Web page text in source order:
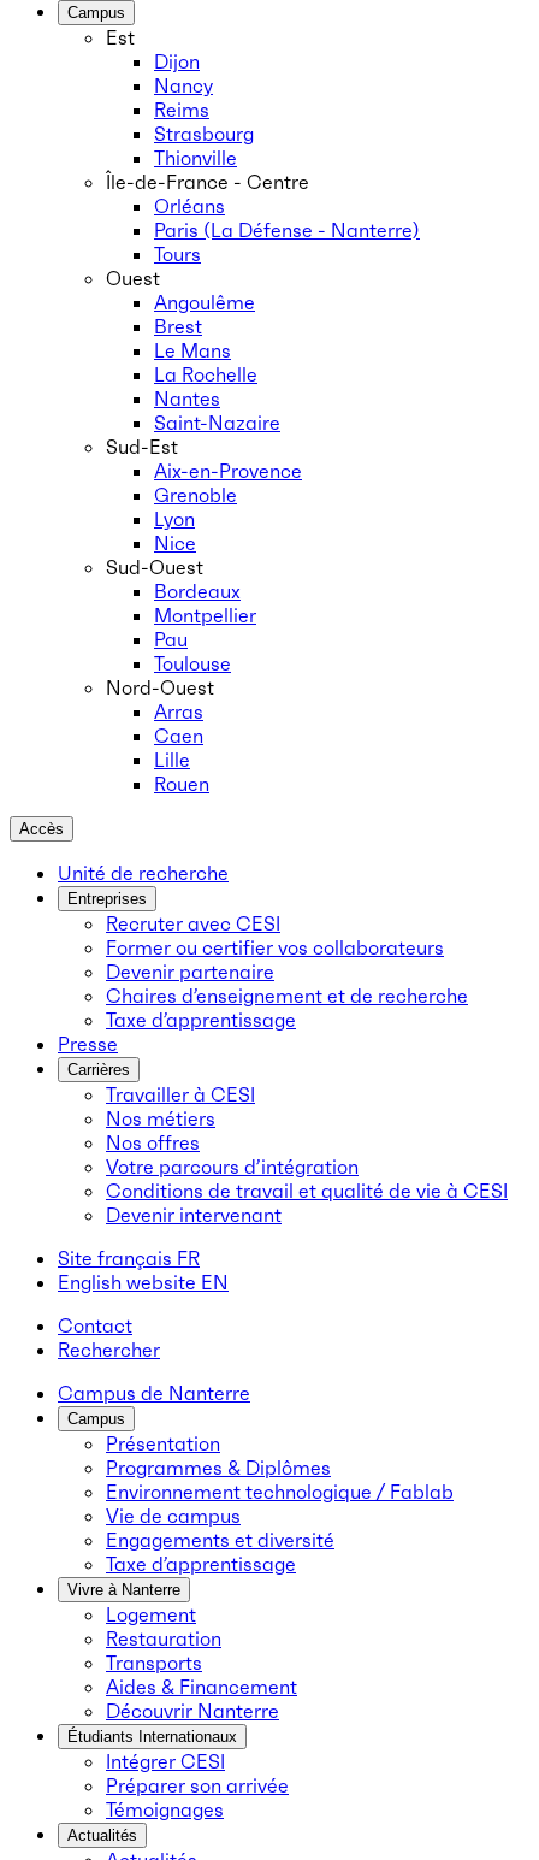
Campus
Est
Dijon
Nancy
Reims
Strasbourg
Thionville
Île-de-France - Centre
Orléans
Paris (La Défense - Nanterre)
Tours
Ouest
Angoulême
Brest
Le Mans
La Rochelle
Nantes
Saint-Nazaire
Sud-Est
Aix-en-Provence
Grenoble
Lyon
Nice
Sud-Ouest
Bordeaux
Montpellier
Pau
Toulouse
Nord-Ouest
Arras
Caen
Lille
Rouen
Accès
Unité de recherche
Entreprises
Recruter avec CESI
Former ou certifier vos collaborateurs
Devenir partenaire
Chaires d’enseignement et de recherche
Taxe d’apprentissage
Presse
Carrières
Travailler à CESI
Nos métiers
Nos offres
Votre parcours d’intégration
Conditions de travail et qualité de vie à CESI
Devenir intervenant
Site français FR
English website EN
Contact
Rechercher
Campus de Nanterre
Campus
Présentation
Programmes & Diplômes
Environnement technologique / Fablab
Vie de campus
Engagements et diversité
Taxe d’apprentissage
Vivre à Nanterre
Logement
Restauration
Transports
Aides & Financement
Découvrir Nanterre
Étudiants Internationaux
Intégrer CESI
Préparer son arrivée
Témoignages
Actualités